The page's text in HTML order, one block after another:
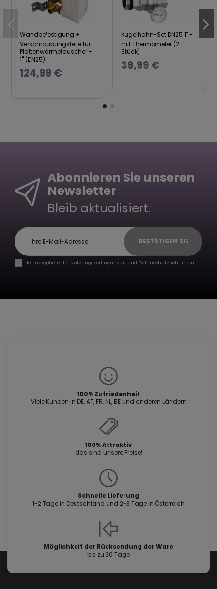
Wandbefestigung +
Verschraubungsteile für
Plattenwärmetauscher -
1" (DN25)
124,99 €
Kugelhahn-Set DN25 1" -
mit Thermometer (2
Stück)
39,99 €
Abonnieren Sie unseren
Newsletter
Bleib aktualisiert.
BESTÄTIGEN SIE
Ich akzeptiere die Nutzungsbedingungen und Datenschutzrichtlinien
100% Zufriedenheit
Viele Kunden in DE, AT, FR, NL, BE und anderen Ländern
100% Attraktiv
das sind unsere Preise!
Schnelle Lieferung
1-2 Tage in Deutschland und 2-3 Tage in Österreich
Möglichkeit der Rücksendung der Ware
bis zu 30 Tage